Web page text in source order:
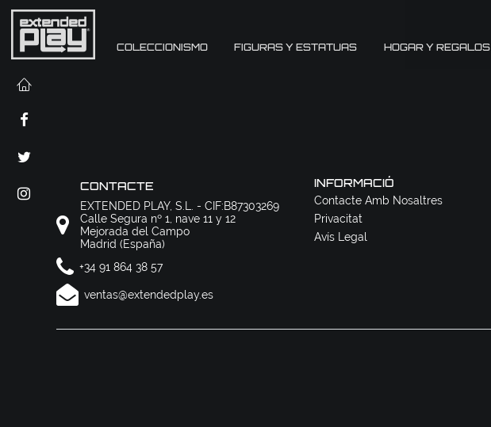
COLECCIONISMO FIGURAS Y ESTATUAS HOGAR Y REGALOS
CONTACTE
EXTENDED PLAY, S.L. - CIF:B87303269
Calle Segura nº 1, nave 11 y 12
Mejorada del Campo
Madrid (España)
+34 91 864 38 57
ventas@extendedplay.es
INFORMACIÓ
Contacte Amb Nosaltres
Privacitat
Avís Legal